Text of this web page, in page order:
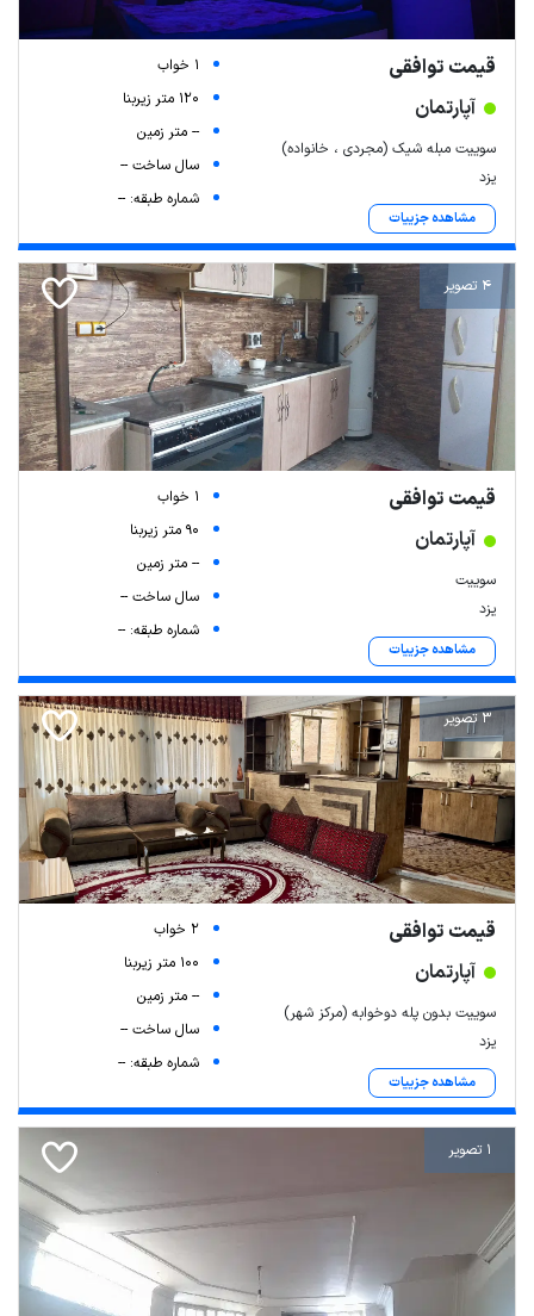
قیمت توافقی
آپارتمان
سوییت مبله شیک (مجردی ، خانواده)
یزد
مشاهده جزییات
1 خواب
120 متر زیربنا
-- متر زمین
سال ساخت --
شماره طبقه: --
4 تصویر
قیمت توافقی
آپارتمان
سوییت
یزد
مشاهده جزییات
1 خواب
90 متر زیربنا
-- متر زمین
سال ساخت --
شماره طبقه: --
3 تصویر
قیمت توافقی
آپارتمان
سوییت بدون پله دوخوابه (مرکز شهر)
یزد
مشاهده جزییات
2 خواب
100 متر زیربنا
-- متر زمین
سال ساخت --
شماره طبقه: --
1 تصویر